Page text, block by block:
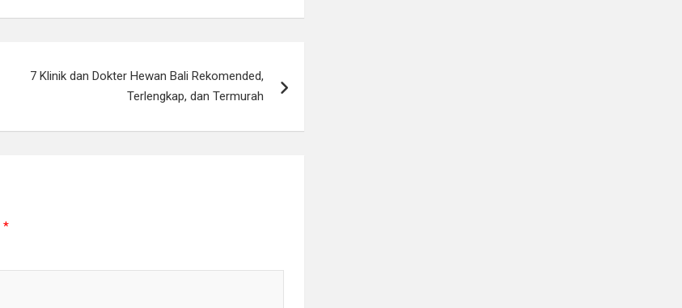
7 Klinik dan Dokter Hewan Bali Rekomended,
Terlengkap, dan Termurah
*